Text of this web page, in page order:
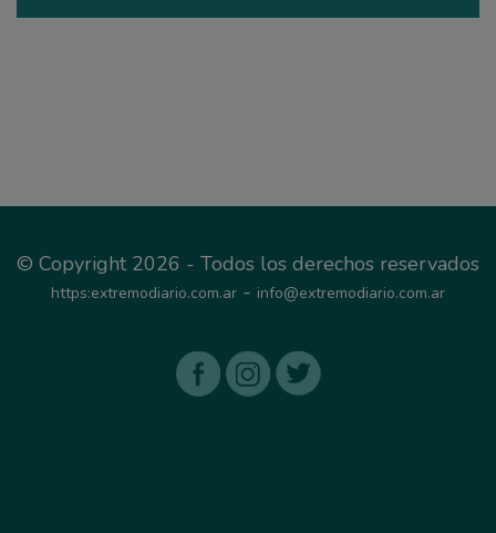
© Copyright 2026 - Todos los derechos reservados
https:extremodiario.com.ar - info@extremodiario.com.ar